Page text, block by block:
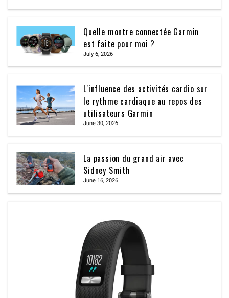
Quelle montre connectée Garmin
est faite pour moi ?
July 6, 2026
L'influence des activités cardio sur
le rythme cardiaque au repos des
utilisateurs Garmin
June 30, 2026
La passion du grand air avec
Sidney Smith
June 16, 2026